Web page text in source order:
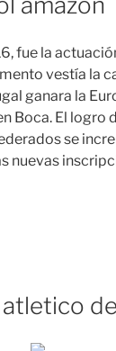
fue la
vestía la
ganara la
Boca. El logro
se
nuevas